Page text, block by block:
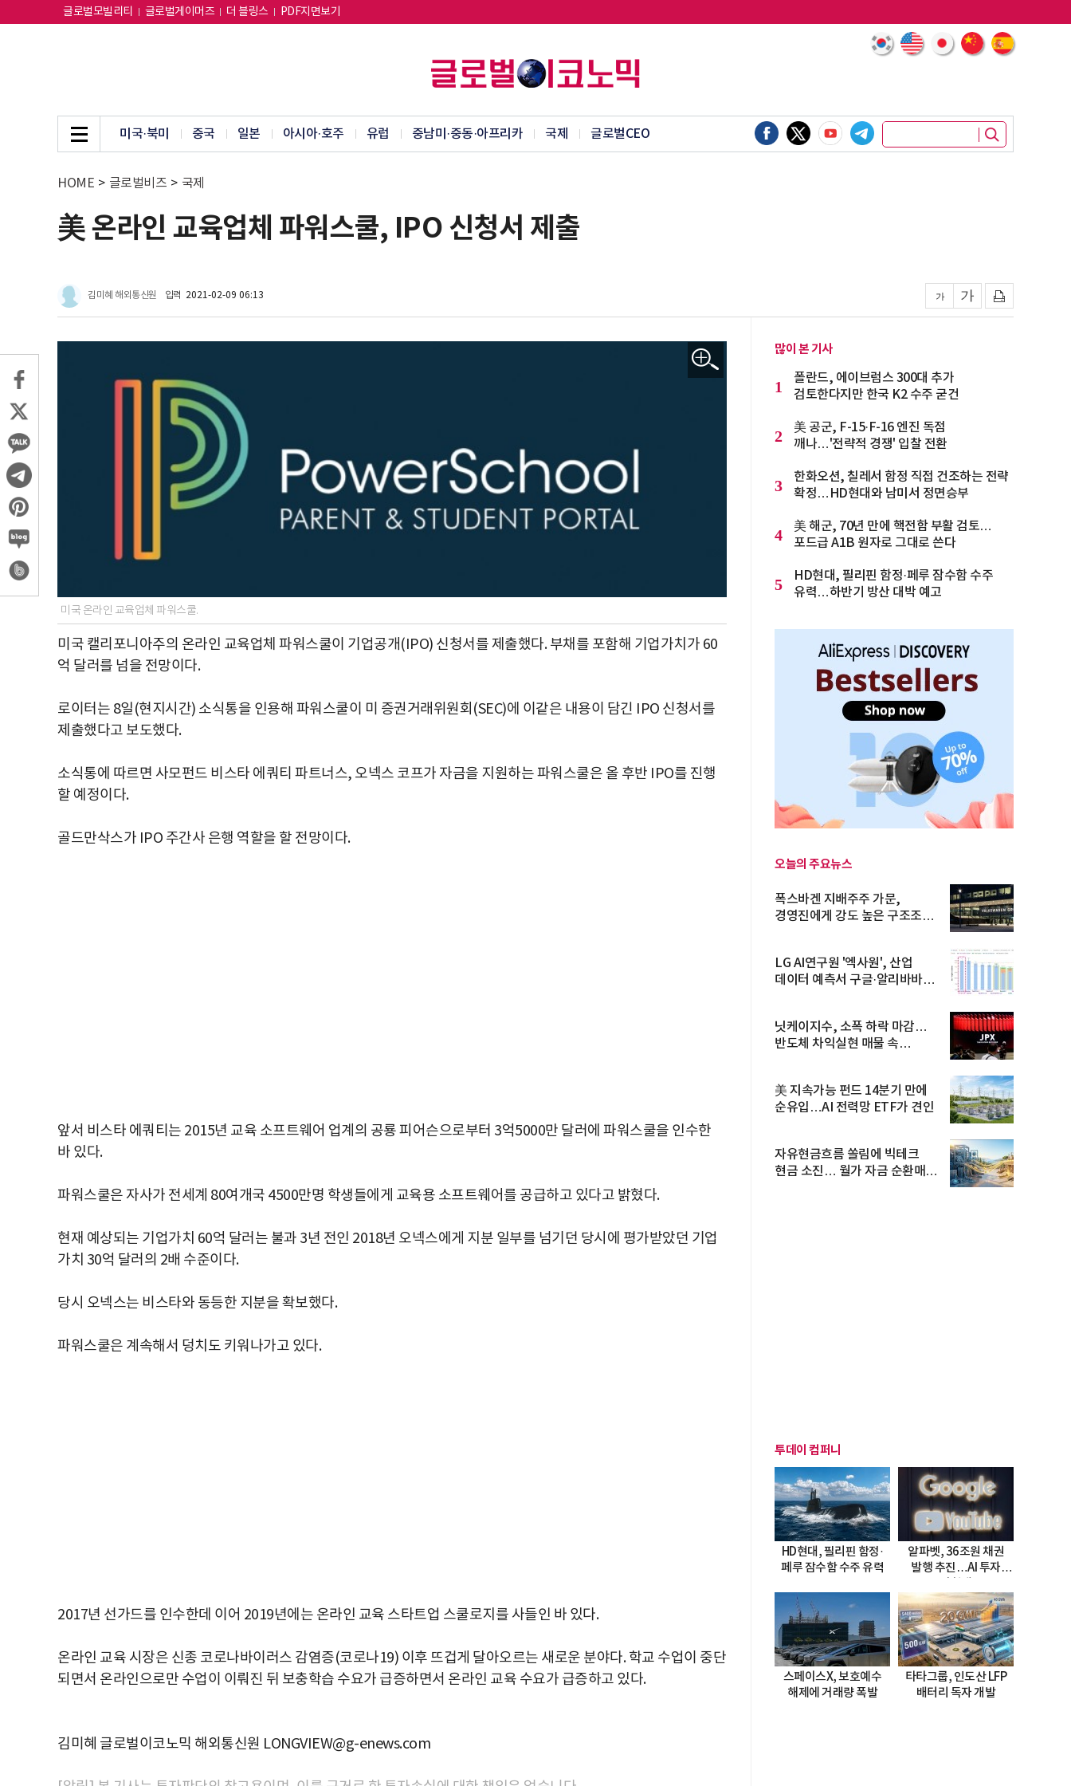
글로벌모빌리티 글로벌게이머즈 더 블링스 PDF지면보기
미국·북미 중국 일본 아시아·호주 유럽 중남미·중동·아프리카 국제 글로벌CEO
HOME > 글로벌비즈 > 국제
美 온라인 교육업체 파워스쿨, IPO 신청서 제출
김미혜 해외통신원 입력 2021-02-09 06:13
미국 온라인 교육업체 파워스쿨.
미국 캘리포니아주의 온라인 교육업체 파워스쿨이 기업공개(IPO) 신청서를 제출했다. 부채를 포함해 기업가치가 60
억 달러를 넘을 전망이다.
로이터는 8일(현지시간) 소식통을 인용해 파워스쿨이 미 증권거래위원회(SEC)에 이같은 내용이 담긴 IPO 신청서를
제출했다고 보도했다.
소식통에 따르면 사모펀드 비스타 에쿼티 파트너스, 오넥스 코프가 자금을 지원하는 파워스쿨은 올 후반 IPO를 진행
할 예정이다.
골드만삭스가 IPO 주간사 은행 역할을 할 전망이다.
앞서 비스타 에쿼티는 2015년 교육 소프트웨어 업계의 공룡 피어슨으로부터 3억5000만 달러에 파워스쿨을 인수한
바 있다.
파워스쿨은 자사가 전세계 80여개국 4500만명 학생들에게 교육용 소프트웨어를 공급하고 있다고 밝혔다.
현재 예상되는 기업가치 60억 달러는 불과 3년 전인 2018년 오넥스에게 지분 일부를 넘기던 당시에 평가받았던 기업
가치 30억 달러의 2배 수준이다.
당시 오넥스는 비스타와 동등한 지분을 확보했다.
파워스쿨은 계속해서 덩치도 키워나가고 있다.
2017년 선가드를 인수한데 이어 2019년에는 온라인 교육 스타트업 스쿨로지를 사들인 바 있다.
온라인 교육 시장은 신종 코로나바이러스 감염증(코로나19) 이후 뜨겁게 달아오르는 새로운 분야다. 학교 수업이 중단
되면서 온라인으로만 수업이 이뤄진 뒤 보충학습 수요가 급증하면서 온라인 교육 수요가 급증하고 있다.
김미혜 글로벌이코노믹 해외통신원 LONGVIEW@g-enews.com
많이 본 기사
1
폴란드, 에이브럼스 300대 추가
검토한다지만 한국 K2 수주 굳건
2
美 공군, F-15·F-16 엔진 독점
깨나…'전략적 경쟁' 입찰 전환
3
한화오션, 칠레서 함정 직접 건조하는 전략
확정…HD현대와 남미서 정면승부
4
美 해군, 70년 만에 핵전함 부활 검토…
포드급 A1B 원자로 그대로 쓴다
5
HD현대, 필리핀 함정·페루 잠수함 수주
유력…하반기 방산 대박 예고
오늘의 주요뉴스
폭스바겐 지배주주 가문,
경영진에게 강도 높은 구조조정
LG AI연구원 '엑사원', 산업
데이터 예측서 구글·알리바바
닛케이지수, 소폭 하락 마감…
반도체 차익실현 매물 속
美 지속가능 펀드 14분기 만에
순유입…AI 전력망 ETF가 견인
자유현금흐름 쏠림에 빅테크
현금 소진… 월가 자금 순환매
투데이 컴퍼니
HD현대, 필리핀 함정·
페루 잠수함 수주 유력
알파벳, 36조원 채권
발행 추진…AI 투자
스페이스X, 보호예수
해제에 거래량 폭발
타타그룹, 인도산 LFP
배터리 독자 개발